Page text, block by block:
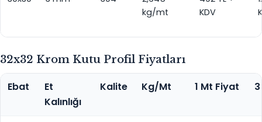
kg/mt
KDV
32x32 Krom Kutu Profil Fiyatları
Ebat
Et
Kalınlığı
Kalite Kg/Mt 1 Mt Fiyat